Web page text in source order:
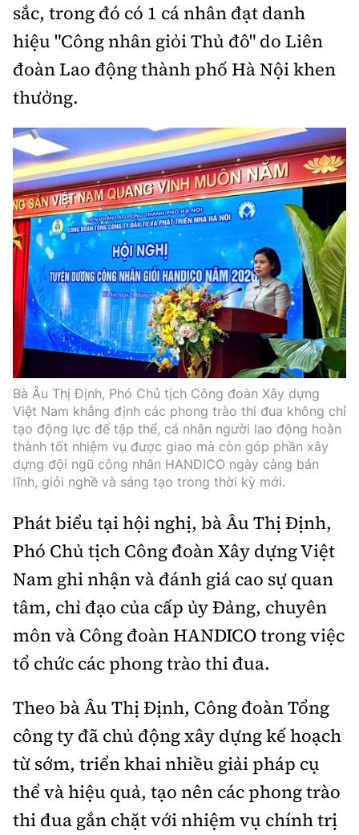
sắc, trong đó có 1 cá nhân đạt danh
hiệu "Công nhân giỏi Thủ đô" do Liên
đoàn Lao động thành phố Hà Nội khen
thưởng.
Bà Âu Thị Định, Phó Chủ tịch Công đoàn Xây dựng
Việt Nam khẳng định các phong trào thi đua không chỉ
tạo động lực để tập thể, cá nhân người lao động hoàn
thành tốt nhiệm vụ được giao mà còn góp phần xây
dựng đội ngũ công nhân HANDICO ngày càng bản
lĩnh, giỏi nghề và sáng tạo trong thời kỳ mới.
Phát biểu tại hội nghị, bà Âu Thị Định,
Phó Chủ tịch Công đoàn Xây dựng Việt
Nam ghi nhận và đánh giá cao sự quan
tâm, chỉ đạo của cấp ủy Đảng, chuyên
môn và Công đoàn HANDICO trong việc
tổ chức các phong trào thi đua.
Theo bà Âu Thị Định, Công đoàn Tổng
công ty đã chủ động xây dựng kế hoạch
từ sớm, triển khai nhiều giải pháp cụ
thể và hiệu quả, tạo nên các phong trào
thi đua gắn chặt với nhiệm vụ chính trị